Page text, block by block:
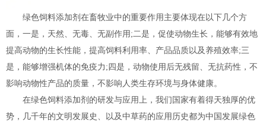
绿色饲料添加剂在畜牧业中的重要作用主要体现在以下几个方
面，一是，天然、无毒、无副作用;二是，促使动物生长，能够有效地
提高动物的生长性能，提高饲料利用率、产品品质以及养殖效率;三
是，能够增强机体的免疫力;四是，动物使用后无残留、无抗药性，不
影响动物性产品的质量，不影响人类生存环境与身体健康。
在绿色饲料添加剂的研发与应用上，我们国家有着得天独厚的优
势，几千年的文明发展史、以及中草药的应用历史都为中国发展绿色